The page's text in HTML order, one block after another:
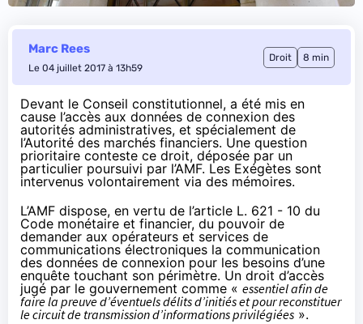
Marc Rees
Le 04 juillet 2017 à 13h59
Droit 8 min
Devant le Conseil constitutionnel, a été mis en
cause l’accès aux données de connexion des
autorités administratives, et spécialement de
l’Autorité des marchés financiers. Une question
prioritaire conteste ce droit, déposée par un
particulier poursuivi par l’AMF. Les Exégètes sont
intervenus volontairement via des mémoires.
L’AMF dispose, en vertu de l’article L. 621 - 10 du
Code monétaire et financier, du pouvoir de
demander aux opérateurs et services de
communications électroniques la communication
des données de connexion pour les besoins d’une
enquête touchant son périmètre. Un droit d’accès
jugé par le gouvernement comme « essentiel afin de
faire la preuve d’éventuels délits d’initiés et pour reconstituer
le circuit de transmission d’informations privilégiées ».